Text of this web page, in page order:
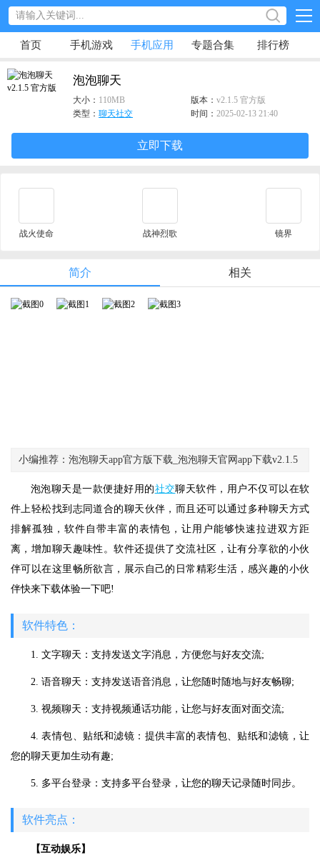
首页 手机游戏 手机应用 专题合集 排行榜
泡泡聊天
大小： 110MB 版本： v2.1.5 官方版
类型： 聊天社交 时间： 2025-02-13 21:40
立即下载
战火使命 战神烈歌 镜界
简介 相关
小编推荐：泡泡聊天app官方版下载_泡泡聊天官网app下载v2.1.5
泡泡聊天是一款便捷好用的社交聊天软件，用户不仅可以在软
件上轻松找到志同道合的聊天伙伴，而且还可以通过多种聊天方式
排解孤独，软件自带丰富的表情包，让用户能够快速拉进双方距
离，增加聊天趣味性。软件还提供了交流社区，让有分享欲的小伙
伴可以在这里畅所欲言，展示自己的日常精彩生活，感兴趣的小伙
伴快来下载体验一下吧!
软件特色：
1. 文字聊天：支持发送文字消息，方便您与好友交流;
2. 语音聊天：支持发送语音消息，让您随时随地与好友畅聊;
3. 视频聊天：支持视频通话功能，让您与好友面对面交流;
4. 表情包、贴纸和滤镜：提供丰富的表情包、贴纸和滤镜，让
您的聊天更加生动有趣;
5. 多平台登录：支持多平台登录，让您的聊天记录随时同步。
软件亮点：
【互动娱乐】